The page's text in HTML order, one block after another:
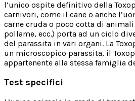
l’unico ospite definitivo della
carnivori, come il cane o anche
carne cruda o poco cotta di
pollame, ecc.) porta ad un ciclo
del parassita in vari organi. La
un microscopico parassita, il
appartenente alla stessa famiglia
Test specifici